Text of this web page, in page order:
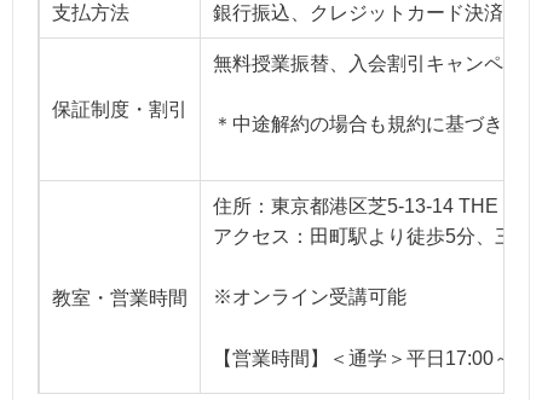
支払方法 銀行振込、クレジットカード決済
保証制度・割引
無料授業振替、入会割引キャンペー
＊中途解約の場合も規約に基づき受
教室・営業時間
住所：東京都港区芝5-13-14 THE
アクセス：田町駅より徒歩5分、三
※オンライン受講可能
【営業時間】＜通学＞平日17:00～